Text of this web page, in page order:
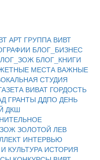
АРТ ГРУППА ВИВТ
БЛОГ_БИЗНЕС
БЛОГ_КНИГИ
МЕСТАВАЖНЫЕ
СТУДИЯ
ВИВАТ ГОРДОСТЬ
ГРАНТЫ ДДПО ДЕНЬ
ДКШ
ЗОЖ ЗОЛОТОЙ ЛЕВ
ИНТЕРВЬЮ
КУЛЬТУРА ИСТОРИЯ